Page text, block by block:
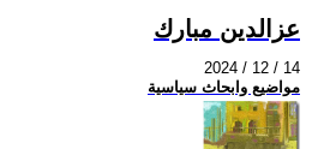
عزالدين مبارك
2024 / 12 / 14
مواضيع وابحاث سياسية